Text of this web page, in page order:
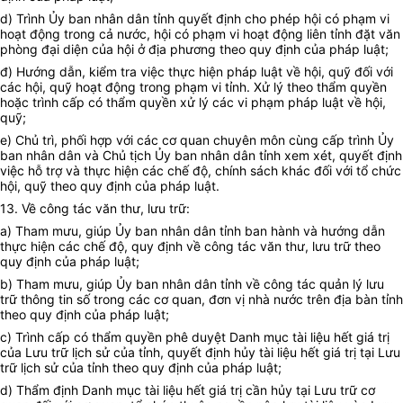
d) Trình Ủy ban nhân dân tỉnh quyết định cho phép hội có phạm vi
hoạt động trong cả nước, hội có phạm vi hoạt động liên tỉnh đặt văn
phòng đại diện của hội ở địa phương theo quy định của pháp luật;
đ) Hướng dẫn, kiểm tra việc thực hiện pháp luật về hội, quỹ đối với
các hội, quỹ hoạt động trong phạm vi tỉnh. Xử lý theo thẩm quyền
hoặc trình cấp có thẩm quyền xử lý các vi phạm pháp luật về hội,
quỹ;
e) Chủ trì, phối hợp với các cơ quan chuyên môn cùng cấp trình Ủy
ban nhân dân và Chủ tịch Ủy ban nhân dân tỉnh xem xét, quyết định
việc hỗ trợ và thực hiện các chế độ, chính sách khác đối với tổ chức
hội, quỹ theo quy định của pháp luật.
13. Về công tác văn thư, lưu trữ:
a) Tham mưu, giúp Ủy ban nhân dân tỉnh ban hành và hướng dẫn
thực hiện các chế độ, quy định về công tác văn thư, lưu trữ theo
quy định của pháp luật;
b) Tham mưu, giúp Ủy ban nhân dân tỉnh về công tác quản lý lưu
trữ thông tin số trong các cơ quan, đơn vị nhà nước trên địa bàn tỉnh
theo quy định của pháp luật;
c) Trình cấp có thẩm quyền phê duyệt Danh mục tài liệu hết giá trị
của Lưu trữ lịch sử của tỉnh, quyết định hủy tài liệu hết giá trị tại Lưu
trữ lịch sử của tỉnh theo quy định của pháp luật;
d) Thẩm định Danh mục tài liệu hết giá trị cần hủy tại Lưu trữ cơ